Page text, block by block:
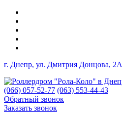
г. Днепр, ул. Дмитрия Донцова, 2A
(066) 057-52-77 (063) 553-44-43
Обратный звонок
Заказать звонок